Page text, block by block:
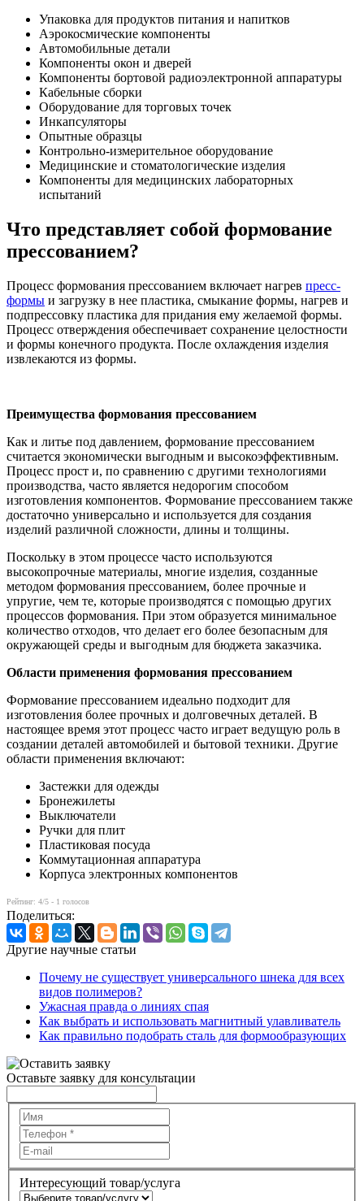
Упаковка для продуктов питания и напитков
Аэрокосмические компоненты
Автомобильные детали
Компоненты окон и дверей
Компоненты бортовой радиоэлектронной аппаратуры
Кабельные сборки
Оборудование для торговых точек
Инкапсуляторы
Опытные образцы
Контрольно-измерительное оборудование
Медицинские и стоматологические изделия
Компоненты для медицинских лабораторных
испытаний
Что представляет собой формование
прессованием?
Процесс формования прессованием включает нагрев пресс-
формы и загрузку в нее пластика, смыкание формы, нагрев и
подпрессовку пластика для придания ему желаемой формы.
Процесс отверждения обеспечивает сохранение целостности
и формы конечного продукта. После охлаждения изделия
извлекаются из формы.
Преимущества формования прессованием
Как и литье под давлением, формование прессованием
считается экономически выгодным и высокоэффективным.
Процесс прост и, по сравнению с другими технологиями
производства, часто является недорогим способом
изготовления компонентов. Формование прессованием также
достаточно универсально и используется для создания
изделий различной сложности, длины и толщины.
Поскольку в этом процессе часто используются
высокопрочные материалы, многие изделия, созданные
методом формования прессованием, более прочные и
упругие, чем те, которые производятся с помощью других
процессов формования. При этом образуется минимальное
количество отходов, что делает его более безопасным для
окружающей среды и выгодным для бюджета заказчика.
Области применения формования прессованием
Формование прессованием идеально подходит для
изготовления более прочных и долговечных деталей. В
настоящее время этот процесс часто играет ведущую роль в
создании деталей автомобилей и бытовой техники. Другие
области применения включают:
Застежки для одежды
Бронежилеты
Выключатели
Ручки для плит
Пластиковая посуда
Коммутационная аппаратура
Корпуса электронных компонентов
Рейтинг: 4/5 - 1 голосов
Поделиться:
Другие научные статьи
Почему не существует универсального шнека для всех
видов полимеров?
Ужасная правда о линиях спая
Как выбрать и использовать магнитный улавливатель
Как правильно подобрать сталь для формообразующих
Оставьте заявку для консультации
Интересующий товар/услуга